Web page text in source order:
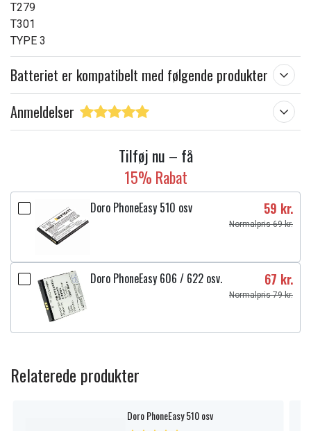
T279
T301
TYPE 3
Batteriet er kompatibelt med følgende produkter
Anmeldelser
Tilføj nu – få
15% Rabat
Doro PhoneEasy 510 osv 59 kr.
Normalpris 69 kr.
Doro PhoneEasy 606 / 622 osv. 67 kr.
Normalpris 79 kr.
Relaterede produkter
Doro PhoneEasy 510 osv